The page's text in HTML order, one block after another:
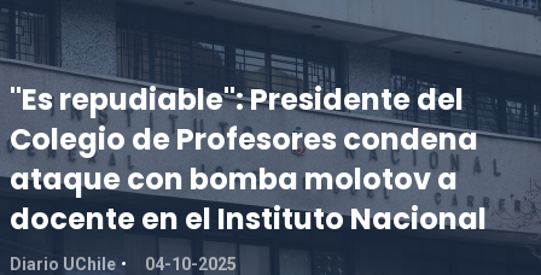
"Es repudiable": Presidente del
Colegio de Profesores condena
ataque con bomba molotov a
docente en el Instituto Nacional
Diario UChile 04-10-2025